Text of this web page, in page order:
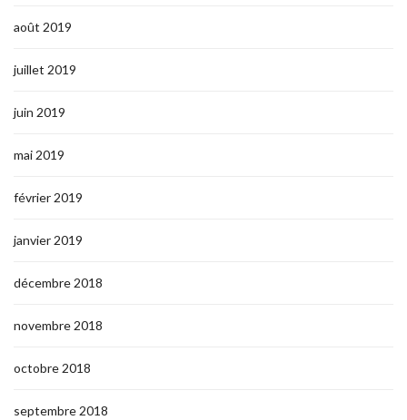
août 2019
juillet 2019
juin 2019
mai 2019
février 2019
janvier 2019
décembre 2018
novembre 2018
octobre 2018
septembre 2018